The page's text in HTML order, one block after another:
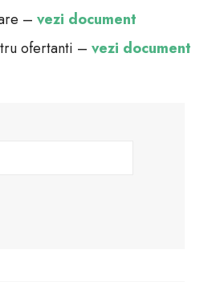
– vezi document
ofertanti – vezi document